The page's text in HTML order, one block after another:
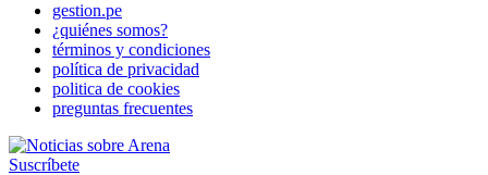
gestion.pe
¿quiénes somos?
términos y condiciones
política de privacidad
politica de cookies
preguntas frecuentes
Suscríbete